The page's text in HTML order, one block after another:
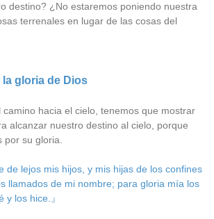
destino? ¿No estaremos poniendo nuestra
terrenales en lugar de las cosas del
gloria de Dios
hacia el cielo, tenemos que mostrar
alcanzar nuestro destino al cielo, porque
por su gloria.
de lejos mis hijos, y mis hijas de los confines
llamados de mi nombre; para gloria mía los
y los hice.』